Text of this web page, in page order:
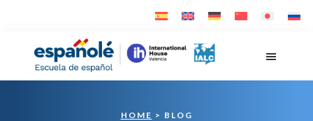
contentEspañolé
HOME > BLOG